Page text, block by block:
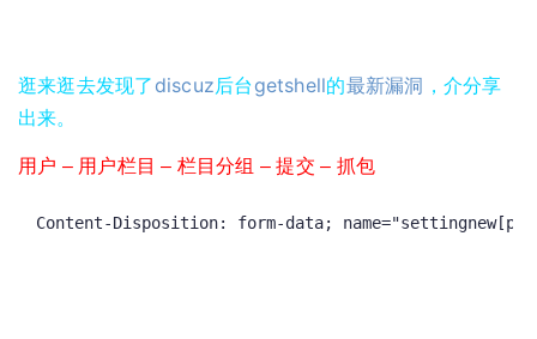
逛来逛去发现了discuz后台getshell的最新漏洞 ，介分享
出来。
用户 – 用户栏目 – 栏目分组 – 提交 – 抓包
Content-Disposition: form-data;